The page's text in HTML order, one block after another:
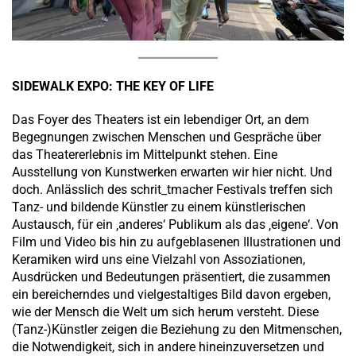
SIDEWALK EXPO: THE KEY OF LIFE
Das Foyer des Theaters ist ein lebendiger Ort, an dem
Begegnungen zwischen Menschen und Gespräche über
das Theatererlebnis im Mittelpunkt stehen. Eine
Ausstellung von Kunstwerken erwarten wir hier nicht. Und
doch. Anlässlich des schrit_tmacher Festivals treffen sich
Tanz- und bildende Künstler zu einem künstlerischen
Austausch, für ein ‚anderes‘ Publikum als das ‚eigene‘. Von
Film und Video bis hin zu aufgeblasenen Illustrationen und
Keramiken wird uns eine Vielzahl von Assoziationen,
Ausdrücken und Bedeutungen präsentiert, die zusammen
ein bereicherndes und vielgestaltiges Bild davon ergeben,
wie der Mensch die Welt um sich herum versteht. Diese
(Tanz-)Künstler zeigen die Beziehung zu den Mitmenschen,
die Notwendigkeit, sich in andere hineinzuversetzen und